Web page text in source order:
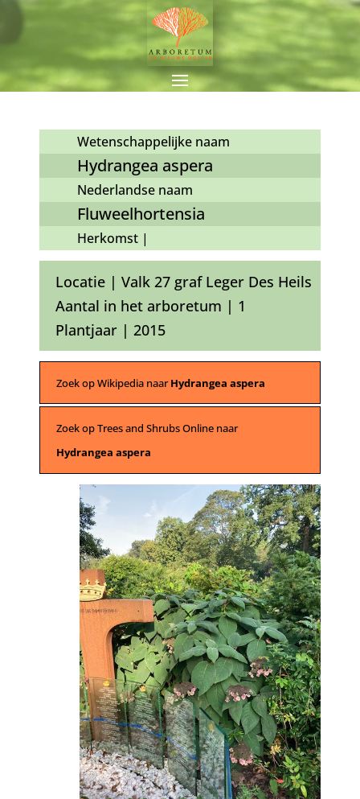
Wetenschappelijke naam
Hydrangea aspera
Nederlandse naam
Fluweelhortensia
Herkomst |
Locatie | Valk 27 graf Leger Des Heils
Aantal in het arboretum | 1
Plantjaar | 2015
Zoek op Wikipedia naarHydrangea aspera
Zoek op Trees and Shrubs Online naar
Hydrangea aspera